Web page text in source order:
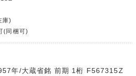
庫)
(同梱可)
年/大蔵省銘 前期 1桁 F567315Z